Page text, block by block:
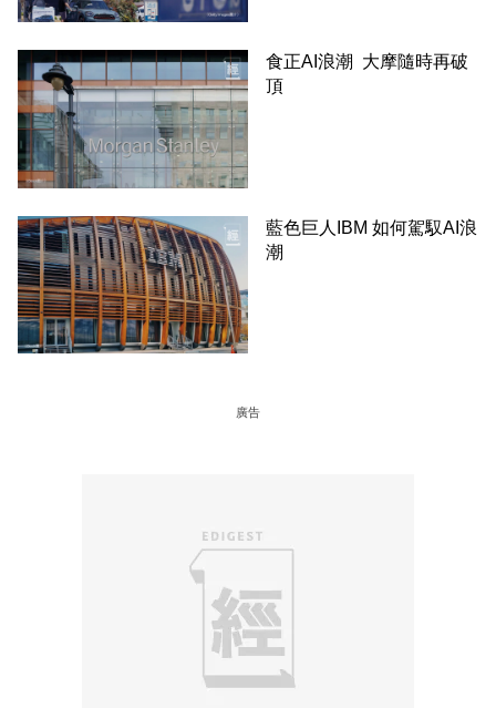
食正AI浪潮 大摩隨時再破
頂
藍色巨人IBM 如何駕馭AI浪
潮
廣告